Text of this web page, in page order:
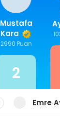
Mustafa
Kara
2990 Puan
2
Emre